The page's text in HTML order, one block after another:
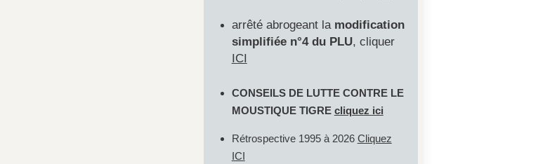
arrêté abrogeant la modification
simplifiée n°4 du PLU, cliquer
ICI
CONSEILS DE LUTTE CONTRE LE
MOUSTIQUE TIGRE cliquez ici
Rétrospective 1995 à 2026 Cliquez
ICI